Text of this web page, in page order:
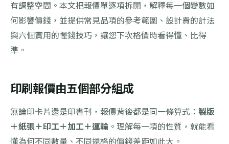
有調整空間。本文把報價單逐項拆開，解釋每一個變數如
何影響價錢，並提供常見品項的參考範圍、設計費的計法
與六個實用的慳錢技巧，讓您下次格價時看得懂、比得
準。
印刷報價由五個部分組成
無論印卡片還是印書刊，報價背後都是同一條算式： 製版
＋紙張＋印工＋加工＋運輸 。理解每一項的性質，就能看
懂為何不同數量、不同規格的價錢差距如此大。